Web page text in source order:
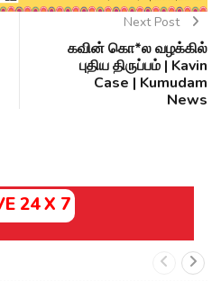
Next Post
கவின் கொ*ல வழக்கில்
புதிய திருப்பம் | Kavin
Case | Kumudam
News
24 X 7